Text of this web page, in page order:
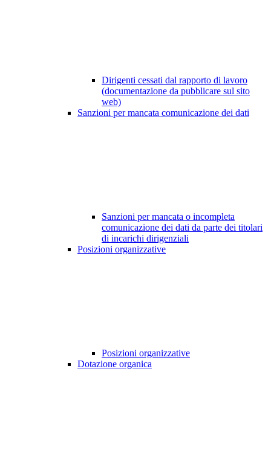
Dirigenti cessati dal rapporto di lavoro
(documentazione da pubblicare sul sito
web)
Sanzioni per mancata comunicazione dei dati
Sanzioni per mancata o incompleta
comunicazione dei dati da parte dei titolari
di incarichi dirigenziali
Posizioni organizzative
Posizioni organizzative
Dotazione organica